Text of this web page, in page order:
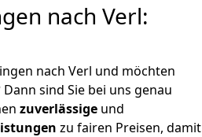
nach Verl:
nach Verl und möchten
Dann sind Sie bei uns genau
zuverlässige und
zu fairen Preisen, damit